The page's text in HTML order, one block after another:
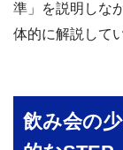
準」を説明しな
体的に解説して
飲み会の